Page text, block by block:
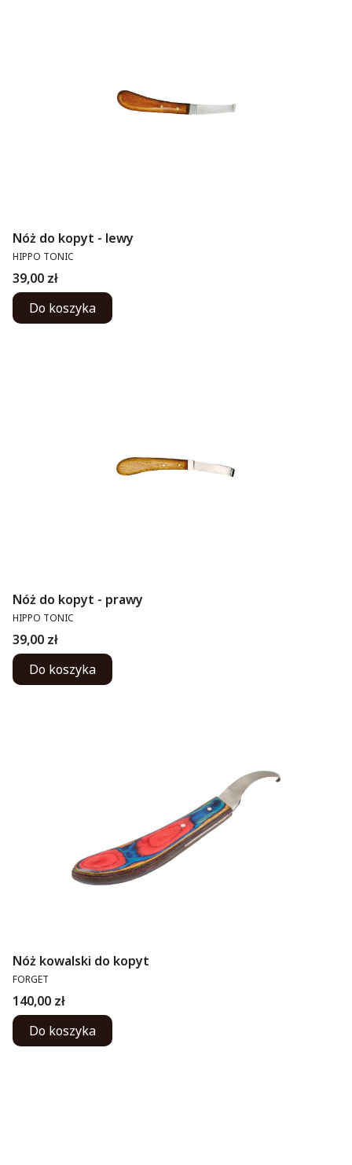
Nóż do kopyt - lewy
PRODUCENT
HIPPO TONIC
Cena
39,00 zł
Do koszyka
Nóż do kopyt - prawy
PRODUCENT
HIPPO TONIC
Cena
39,00 zł
Do koszyka
Nóż kowalski do kopyt
PRODUCENT
FORGET
Cena
140,00 zł
Do koszyka